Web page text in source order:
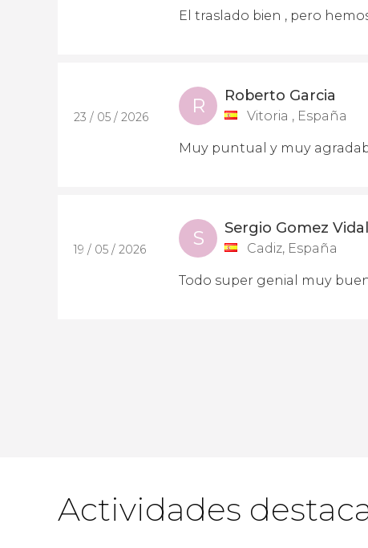
El traslado bien , pero
23 / 05 / 2026 R Roberto Garcia
Vitoria , España
Muy puntual y muy
19 / 05 / 2026 S Sergio Gomez Vidal
Cadiz, España
Todo super genial muy
Actividades